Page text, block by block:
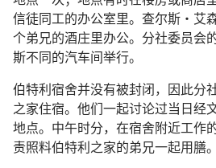
信徒同工的办公室里。查尔斯·艾
个弟兄的酒庄里办公。分社委员会
斯不同的汽车间举行。
伯特利宿舍并没有被封闭，因此分
之家住宿。他们一起讨论过当日经
地点。中午时分，在宿舍附近工作
责照料伯特利之家的弟兄一起用膳。